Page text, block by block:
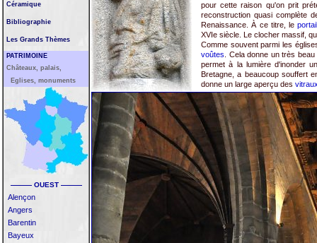
Céramique
Bibliographie
Les Grands Thèmes
PATRIMOINE
Châteaux, palais,
Eglises, monuments
——— OUEST ———
Alençon
Angers
Barentin
Bayeux
pour cette raison qu'on prit
reconstruction quasi complète
Renaissance. À ce titre, le
XVIe siècle. Le clocher massif,
Comme souvent parmi les
voûtes . Cela donne un très
permet à la lumière d'inonder
Bretagne, a beaucoup souffert
donne un large aperçu des